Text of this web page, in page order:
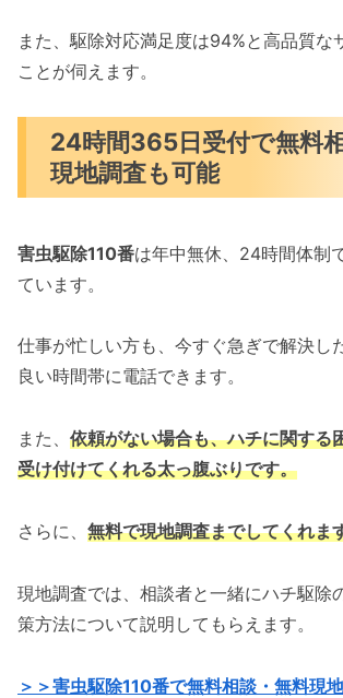
また、駆除対応満足度は94%と高品質な
ことが伺えます。
24時間365日受付で無料
現地調査も可能
害虫駆除110番は年中無休、24時間体制
ています。
仕事が忙しい方も、今すぐ急ぎで解決し
良い時間帯に電話できます。
また、 依頼がない場合も、ハチに関する
受け付けてくれる太っ腹ぶりです。
さらに、 無料で現地調査までしてくれま
現地調査では、相談者と一緒にハチ駆除
策方法について説明してもらえます。
＞＞害虫駆除110番で無料相談・無料現